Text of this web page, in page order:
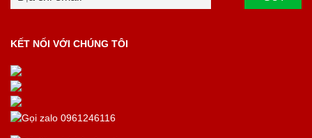
KẾT NỐI VỚI CHÚNG TÔI